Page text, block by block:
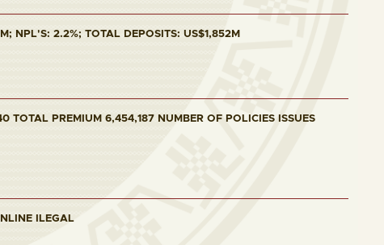
NPL'S: 2.2%; TOTAL DEPOSITS: US$1,852M
TOTAL PREMIUM 6,454,187 NUMBER OF POLICIES ISSUES
ILEGAL